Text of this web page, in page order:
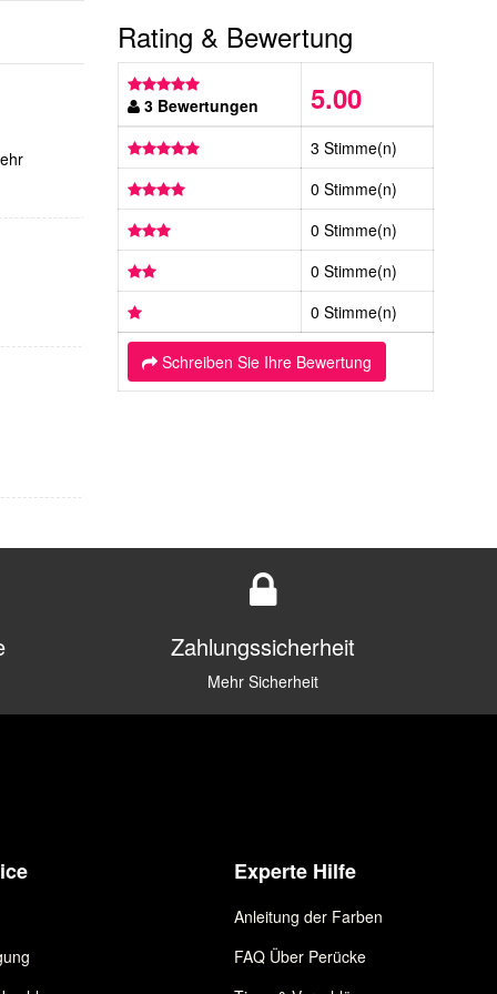
Rating & Bewertung
3 Bewertungen 5.00
3 Stimme(n)
0 Stimme(n)
0 Stimme(n)
0 Stimme(n)
0 Stimme(n)
Schreiben Sie Ihre Bewertung
Zahlungssicherheit
Mehr Sicherheit
Experte Hilfe
Anleitung der Farben
FAQ Über Perücke